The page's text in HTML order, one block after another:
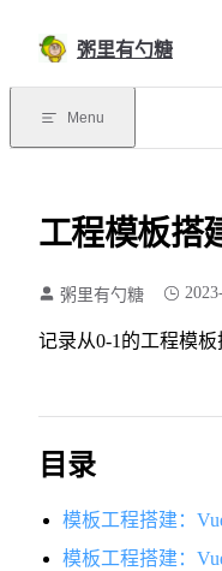
粥里有勺糖
Menu
工程模板搭
粥里有勺糖
记录从0-1的工程模板
目录
模板工程搭建：
模板工程搭建：